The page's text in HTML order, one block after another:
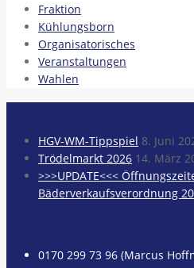
Fraktion
Kühlungsborn
Organisatorisches
Veranstaltungen
Wahlen
HGV-WM-Tippspiel 8. Juni
Trödelmarkt 2026 14. März
>>>UPDATE<<<
Bäderverkaufsverordnung
0170 299 73 96 (Marcus